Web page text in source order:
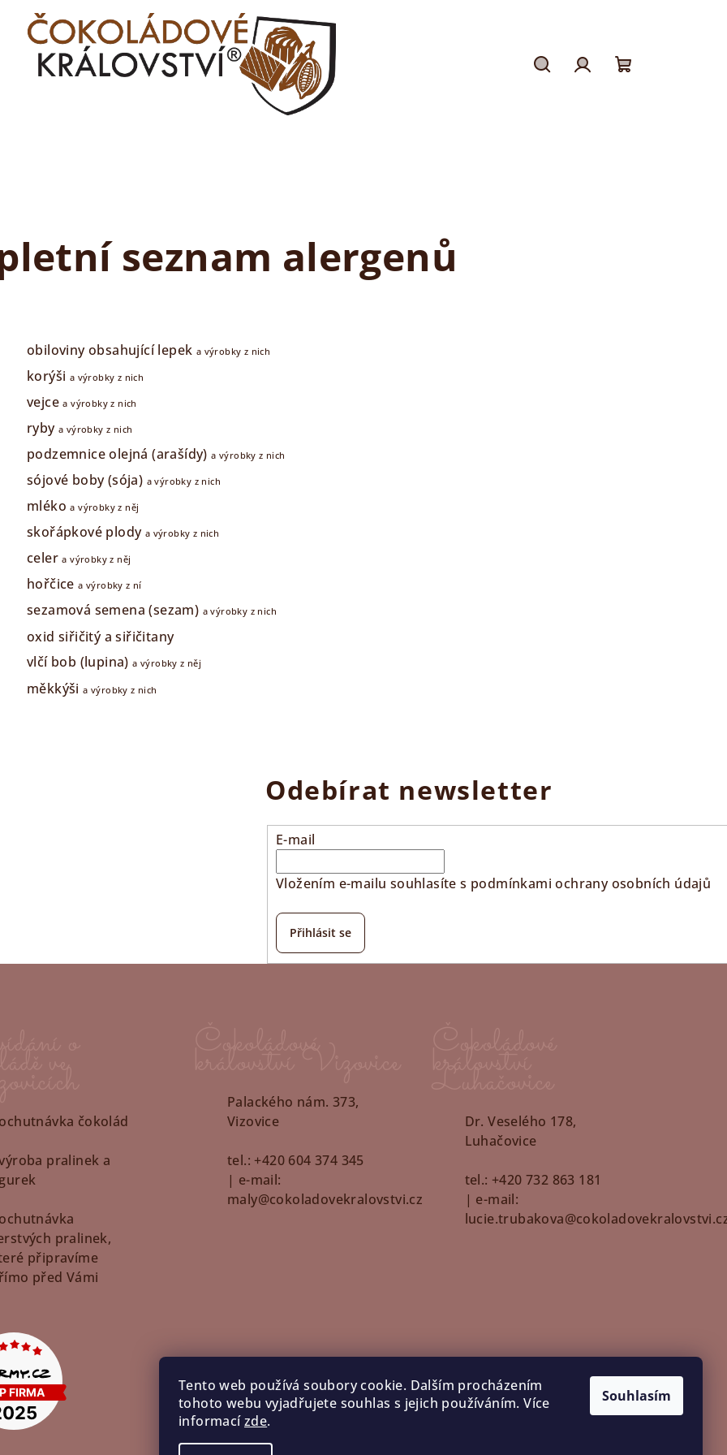
Tento web používá soubory cookie. Dalším procházením
tohoto webu vyjadřujete souhlas s jejich používáním. Více
informacízde.
Souhlasím
seznam alergenů
obiloviny obsahující lepek a výrobky z nich
korýši a výrobky z nich
vejcea výrobky z nich
ryby a výrobky z nich
podzemnice olejná (arašídy)a výrobky z nich
sójové boby (sója) a výrobky z nich
mlékoa výrobky z něj
skořápkové plody a výrobky z nich
celera výrobky z něj
hořčicea výrobky z ní
sezamová semena (sezam) a výrobky z nich
oxid siřičitý a siřičitany
vlčí bob (lupina)a výrobky z něj
měkkýšia výrobky z nich
Odebírat newsletter
E-mail
Vložením e-mailu souhlasíte s podmínkami ochrany osobních údajů
Přihlásit se
čokolád
pralinek a
pralinek,
připravíme
před Vámi
Palackého nám. 373,
Vizovice
tel.: +420 604 374 345
| e-mail:
maly@cokoladovekralovstvi.cz
Dr. Veselého 178,
Luhačovice
tel.: +420 732 863 181
| e-mail: